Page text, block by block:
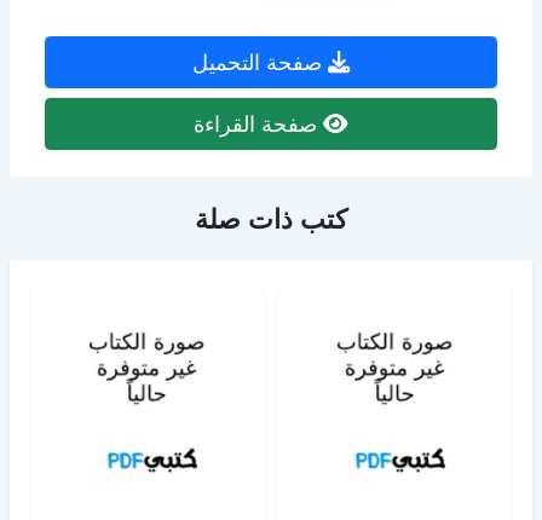
صفحة التحميل
صفحة القراءة
كتب ذات صلة